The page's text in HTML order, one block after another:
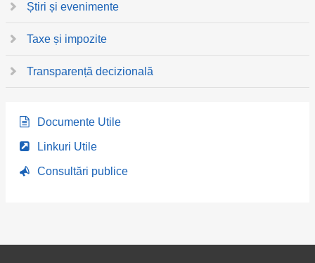
Știri și evenimente
Taxe și impozite
Transparență decizională
Documente Utile
Linkuri Utile
Consultări publice